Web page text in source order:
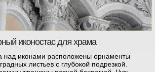
иконостас для храма
над иконами расположены орнаменты
листьев с глубокой подрезкой.